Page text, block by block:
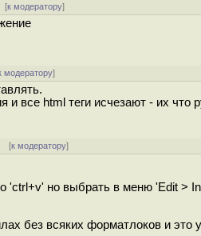
[к модератору]
модератору]
и все html теги исчезают - их что
[к модератору]
'ctrl+v' но выбрать в меню 'Edit >
без всяких форматлоков и это